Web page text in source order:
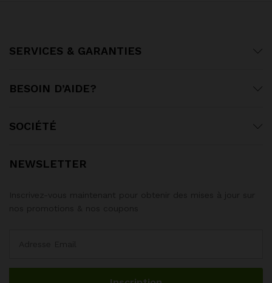
SERVICES & GARANTIES
BESOIN D’AIDE?
SOCIÉTÉ
NEWSLETTER